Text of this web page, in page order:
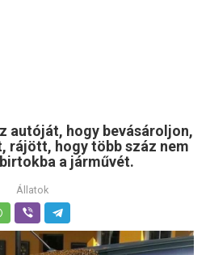
autóját, hogy bevásároljon,
rájött, hogy több száz nem
a járművét.
Állatok